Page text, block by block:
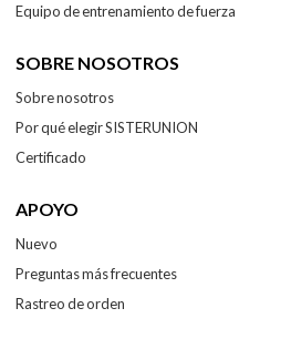
Equipo de entrenamiento de fuerza
SOBRE NOSOTROS
Sobre nosotros
Por qué elegir SISTERUNION
Certificado
APOYO
Nuevo
Preguntas más frecuentes
Rastreo de orden